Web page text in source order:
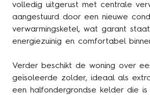
volledig uitgerust met centrale
aangestuurd door een nieuwe
verwarmingsketel, wat garant
energiezuinig en comfortabel
Verder beschikt de woning over
geïsoleerde zolder, ideaal als
een halfondergrondse kelder die is